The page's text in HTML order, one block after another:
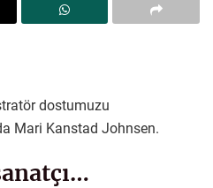
dostumuzu
Mari Kanstad Johnsen.